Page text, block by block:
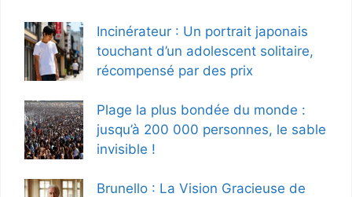
Incinérateur : Un portrait japonais
touchant d’un adolescent solitaire,
récompensé par des prix
Plage la plus bondée du monde :
jusqu’à 200 000 personnes, le sable
invisible !
Brunello : La Vision Gracieuse de